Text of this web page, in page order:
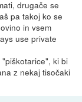
drugače se
pa takoj ko se
in vsem
use private
ki bi
z nekaj tisočaki